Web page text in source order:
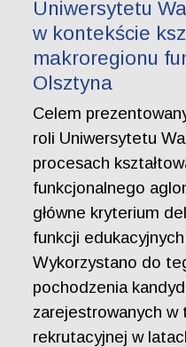
Uniwersytetu
w kontekście
makroregionu
Olsztyna
Celem
roli Uniwersytetu
procesach
funkcjonalnego
główne kryterium
funkcji
Wykorzystano do
pochodzenia
zarejestrowanych w
rekrutacyjnej w